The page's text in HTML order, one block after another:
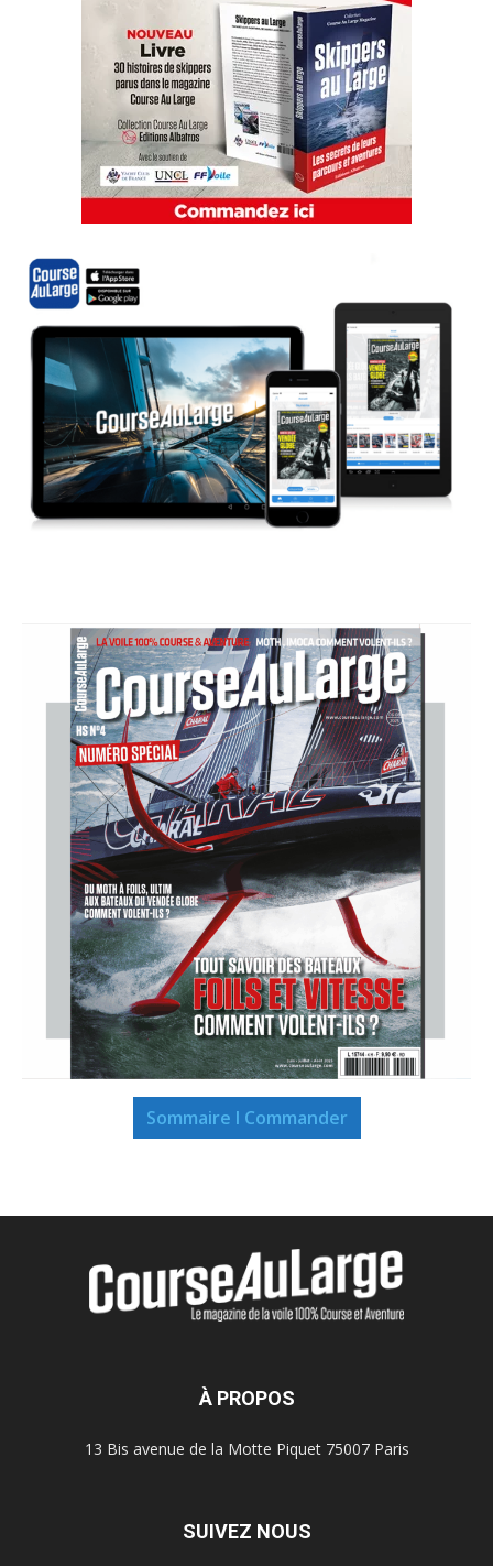
Sommaire I Commander
À PROPOS
13 Bis avenue de la Motte Piquet 75007 Paris
SUIVEZ NOUS